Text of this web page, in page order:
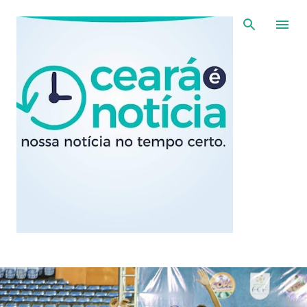
Pular para o conteúdo principal